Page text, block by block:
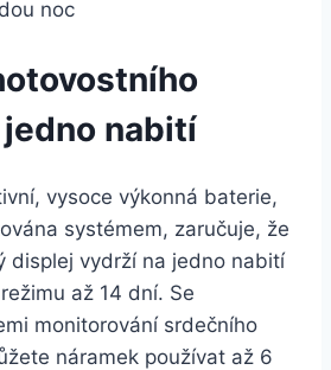
nabití
vysoce výkonná baterie,
systémem, zaručuje, že
displej vydrží na jedno nabití
až 14 dní. Se
monitorování srdečního
náramek používat až 6